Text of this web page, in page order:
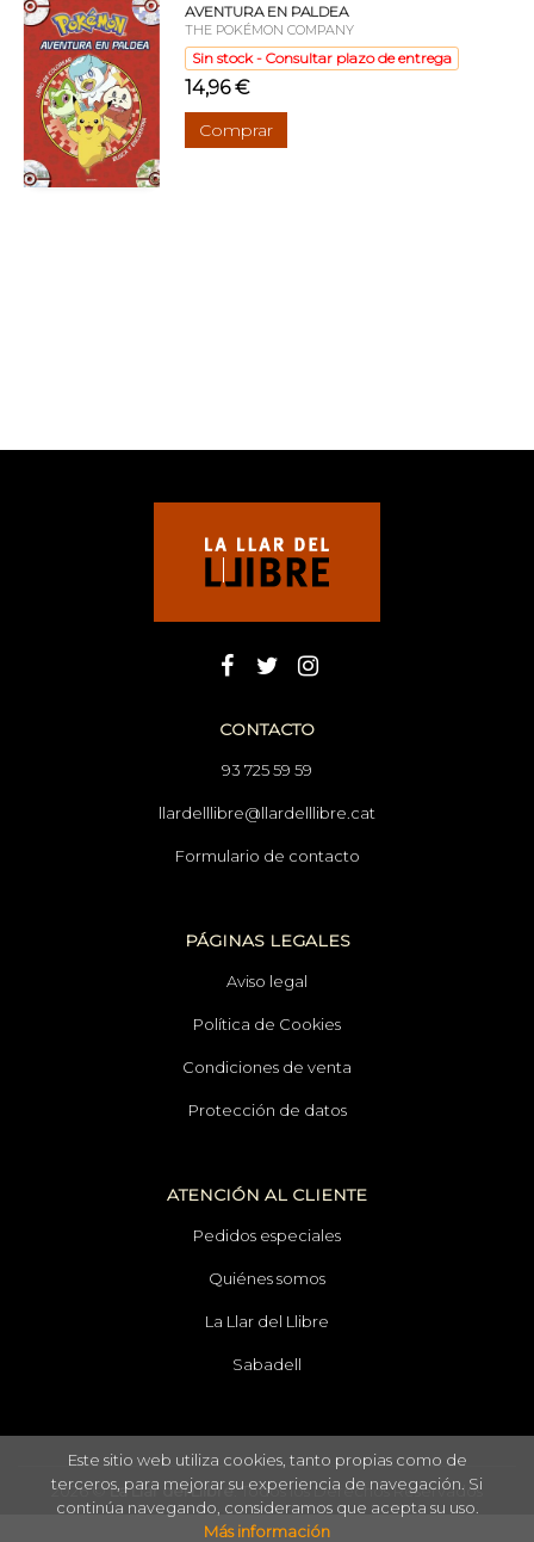
AVENTURA EN PALDEA
THE POKÉMON COMPANY
Sin stock - Consultar plazo de entrega
14,96 €
Comprar
CONTACTO
93 725 59 59
llardelllibre@llardelllibre.cat
Formulario de contacto
PÁGINAS LEGALES
Aviso legal
Política de Cookies
Condiciones de venta
Protección de datos
ATENCIÓN AL CLIENTE
Pedidos especiales
Quiénes somos
La Llar del Llibre
Sabadell
2026 ©La Llar del Llibre. Todos los Derechos Reservados
Este sitio web utiliza cookies, tanto propias como de
terceros, para mejorar su experiencia de navegación. Si
continúa navegando, consideramos que acepta su uso.
Más información